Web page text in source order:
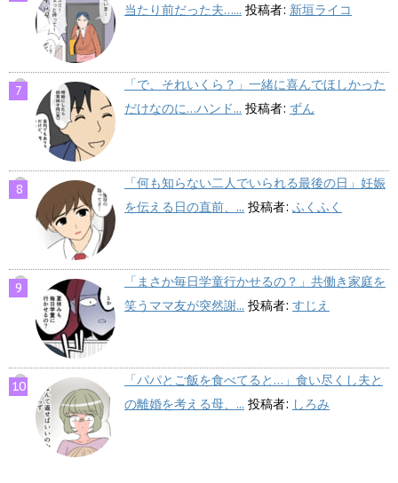
当たり前だった夫…... 投稿者: 新垣ライコ
「で、それいくら？」一緒に喜んでほしかった
だけなのに…ハンド... 投稿者: ずん
「何も知らない二人でいられる最後の日」妊娠
を伝える日の直前、... 投稿者: ふくふく
「まさか毎日学童行かせるの？」共働き家庭を
笑うママ友が突然謝... 投稿者: すじえ
「パパとご飯を食べてると…」食い尽くし夫と
の離婚を考える母、... 投稿者: しろみ